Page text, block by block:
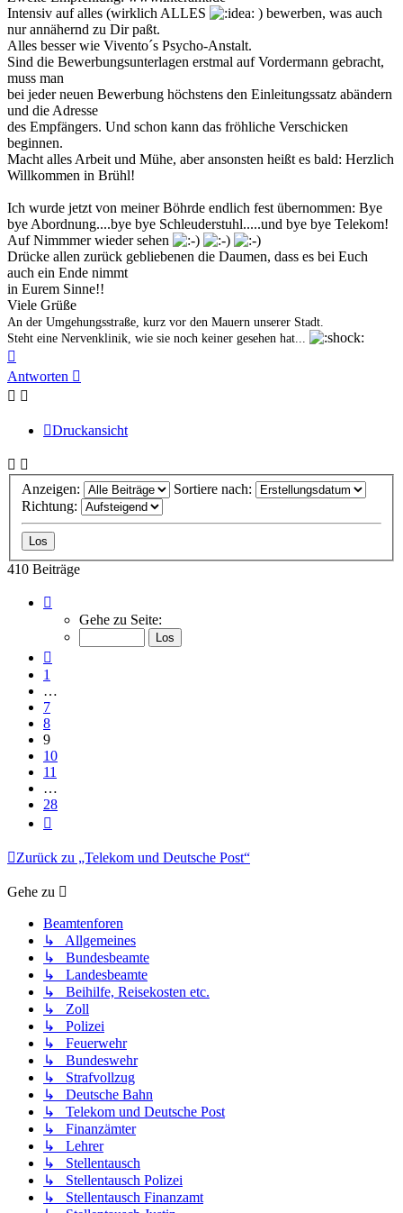
Intensiv auf alles (wirklich ALLES
) bewerben, was auch
nur annähernd zu Dir paßt.
Alles besser wie Vivento´s Psycho-Anstalt.
Sind die Bewerbungsunterlagen erstmal auf Vordermann gebracht,
muss man
bei jeder neuen Bewerbung höchstens den Einleitungssatz abändern
und die Adresse
des Empfängers. Und schon kann das fröhliche Verschicken
beginnen.
Macht alles Arbeit und Mühe, aber ansonsten heißt es bald: Herzlich
Willkommen in Brühl!
Ich wurde jetzt von meiner Böhrde endlich fest übernommen: Bye
bye Abordnung....bye bye Schleuderstuhl.....und bye bye Telekom!
Auf Nimmmer wieder sehen
Drücke allen zurück gebliebenen die Daumen, dass es bei Euch
auch ein Ende nimmt
in Eurem Sinne!!
Viele Grüße
An der Umgehungsstraße, kurz vor den Mauern unserer Stadt.
Steht eine Nervenklinik, wie sie noch keiner gesehen hat...
oben
Antworten
Druckansicht
Anzeigen:
Sortiere nach:
Richtung:
410 Beiträge
von
Gehe zu Seite:
1
…
7
8
9
10
11
…
28
Zurück zu „Telekom und Deutsche Post“
Gehe zu
Beamtenforen
↳ Allgemeines
↳ Bundesbeamte
↳ Landesbeamte
↳ Beihilfe, Reisekosten etc.
↳ Zoll
↳ Polizei
↳ Feuerwehr
↳ Bundeswehr
↳ Strafvollzug
↳ Deutsche Bahn
↳ Telekom und Deutsche Post
↳ Finanzämter
↳ Lehrer
↳ Stellentausch
↳ Stellentausch Polizei
↳ Stellentausch Finanzamt